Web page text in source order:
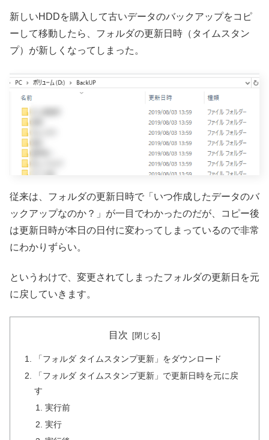
新しいHDDを購入して古いデータのバックアップをコピ
ーして移動したら、フォルダの更新日時（タイムスタン
プ）が新しくなってしまった。
従来は、フォルダの更新日時で「いつ作成したデータのバ
ックアップなのか？」が一目でわかったのだが、コピー後
は更新日時が本日の日付に変わってしまっているので非常
にわかりずらい。
というわけで、変更されてしまったフォルダの更新日を元
に戻していきます。
目次
「フォルダ タイムスタンプ更新」をダウンロード
「フォルダ タイムスタンプ更新」で更新日時を元に戻
す
実行前
実行